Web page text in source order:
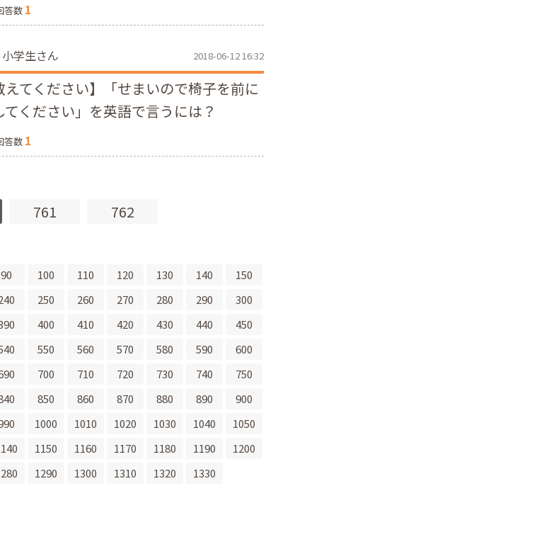
答数 1
小学生さん 2018-06-12 16:32
えてください】「せまいので椅子を前に
てください」を英語で言うには？
答数 1
761 762
90 100 110 120 130 140
150
250 260 270 280 290
300
400 410 420 430 440
450
550 560 570 580 590
600
700 710 720 730 740
750
850 860 870 880 890
900
1000 1010 1020 1030 1040
1050
1150 1160 1170 1180 1190
1200
1290 1300 1310 1320 1330